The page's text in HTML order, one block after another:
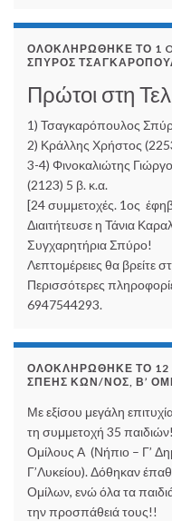
ΟΛΟΚΛΗΡΏΘΗΚΕ ΤΟ 1
ΣΠΎΡΟΣ
Πρώτοι στη
1) Τσαγκαρόπουλος
2) Κράλλης Χρήστος
3-4) Φινοκαλιώτης
(2123) 5 β. κ.α.
[24 συμμετοχές. 1ος
Διαιτήτευσε η Τάνια
Συγχαρητήρια Σπύρο!
Λεπτομέρειες θα βρείτε
Περισσότερες
6947544293.
ΟΛΟΚΛΗΡΏΘΗΚΕ ΤΟ 12
ΣΠΈΗΣ ΚΩΝ/ΝΟΣ, Β’
Με εξίσου μεγάλη
τη συμμετοχή 35
Ομίλους Α (Νήπιο – Γ’
Γ’Λυκείου). Δόθηκαν
Ομίλων, ενώ όλα τα
την προσπάθειά τους!!